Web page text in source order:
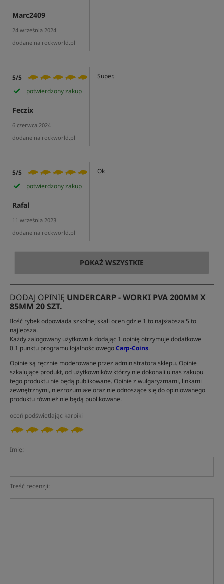
Marc2409
24 września 2024
dodane na rockworld.pl
5/5
potwierdzony zakup
Feczix
6 czerwca 2024
dodane na rockworld.pl
Super.
5/5
potwierdzony zakup
Rafal
11 września 2023
dodane na rockworld.pl
Ok
POKAŻ WSZYSTKIE
DODAJ OPINIĘ UNDERCARP - WORKI PVA 200MM X
85MM 20 SZT.
Ilość rybek odpowiada szkolnej skali ocen gdzie 1 to najsłabsza 5 to
najlepsza.
Każdy zalogowany użytkownik dodając 1 opinię otrzymuje dodatkowe
0.1 punktu programu lojalnościowegoCarp-Coins.
Opinie są ręcznie moderowane przez administratora sklepu. Opinie
szkalujące produkt, od użytkowników którzy nie dokonali u nas zakupu
tego produktu nie będą publikowane. Opinie z wulgaryzmami, linkami
zewnętrznymi, niezrozumiałe oraz nie odnoszące się do opiniowanego
produktu również nie będą publikowane.
oceń podświetlając karpiki
Imię:
Treść recenzji: